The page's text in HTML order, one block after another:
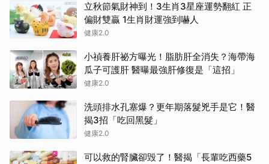
立秋節氣財神到！3生肖3星座運勢翻紅 正
偏財雙贏 1生肖財運強到嚇人
健康2.0
小禎養肝祕方曝光！脂肪肝全消失？海帶海
瓜子可護肝 醫曝最強肝修復是「這招」
健康2.0
洗頭排水孔塞爆？更年期落髮兇手是它！醫
揭3招「吃回黑髮」
健康2.0
可以救的腎臟卻毁了！醫揭「長輩吃西藥5